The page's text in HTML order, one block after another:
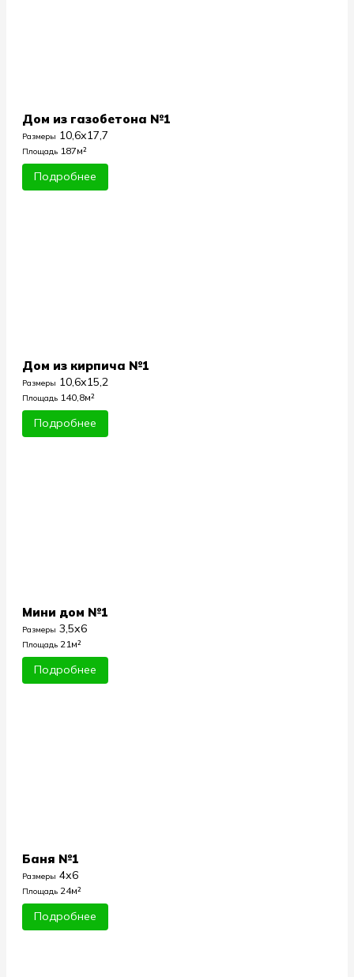
Дом из газобетона №1
Размеры 10,6х17,7
Площадь 187м²
Подробнее
Дом из кирпича №1
Размеры 10,6х15,2
Площадь 140,8м²
Подробнее
Мини дом №1
Размеры 3,5х6
Площадь 21м²
Подробнее
Баня №1
Размеры 4х6
Площадь 24м²
Подробнее